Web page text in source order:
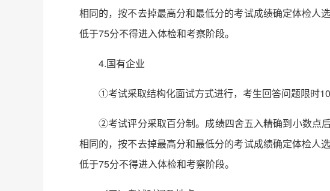
相同的，按不去掉最高分和最低分的考试成绩确定体检人
低于75分不得进入体检和考察阶段。
4.国有企业
①考试采取结构化面试方式进行，考生回答问题限时10
②考试评分采取百分制。成绩四舍五入精确到小数点
相同的，按不去掉最高分和最低分的考试成绩确定体检人
低于75分不得进入体检和考察阶段。